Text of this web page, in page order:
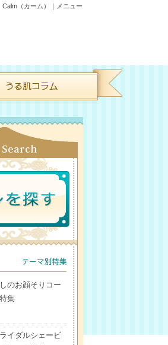
Calm（カーム）｜メニュー
のお顔そりコー
集
イダルシェービ